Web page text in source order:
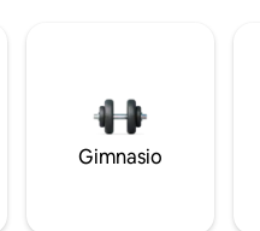
Gimnasio